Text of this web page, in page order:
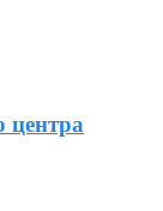
центра